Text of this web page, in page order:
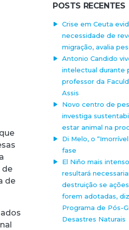
de
de
POSTS RECENTES
Crise em Ceuta
necessidade de
migração, avalia
Antonio Candido
intelectual durante
professor da
Assis
Novo centro de
investiga
estar animal na
Di Melo, o
fase
El Niño mais
resultará
destruição se
forem adotadas,
Programa de Pós-
Desastres Naturais